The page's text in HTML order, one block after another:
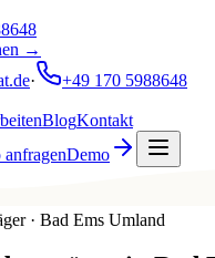
→
·
+49 170 5988648
BlogKontakt
anfragenDemo
· Bad Ems Umland